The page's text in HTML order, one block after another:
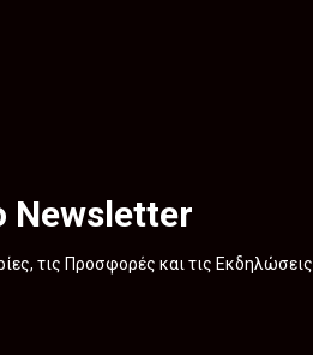
Newsletter
τις Προσφορές και τις Εκδηλώσεις